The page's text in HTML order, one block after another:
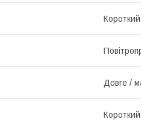
Короткий
Довге /
Короткий